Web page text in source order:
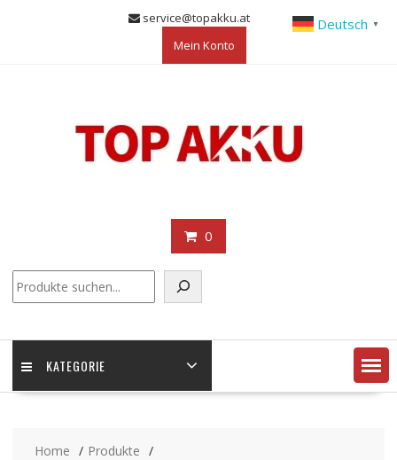
service@topakku.at
Mein Konto
0
KATEGORIE
Home
Produkte
Deutsch ▼